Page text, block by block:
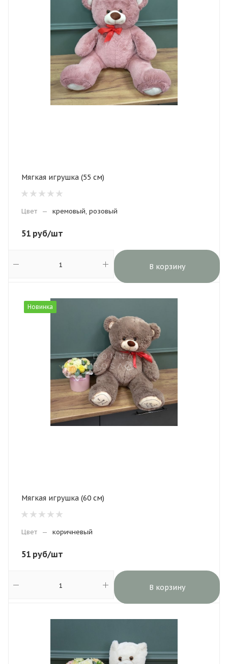
Мягкая игрушка (55 см)
Цвет — кремовый, розовый
51 руб/шт
В корзину
Новинка
Мягкая игрушка (60 см)
Цвет — коричневый
51 руб/шт
В корзину